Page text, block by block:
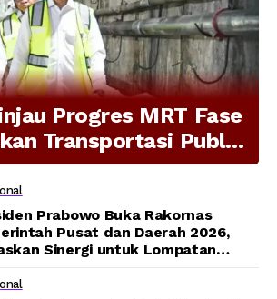
Progres MRT Fase
Transportasi Publik
Prioritas Nasional
Prabowo Buka Rakornas
Pusat dan Daerah 2026,
Sinergi untuk Lompatan